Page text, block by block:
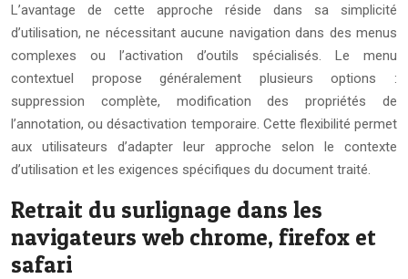
L’avantage de cette approche réside dans sa simplicité
d’utilisation, ne nécessitant aucune navigation dans des menus
complexes ou l’activation d’outils spécialisés. Le menu
contextuel propose généralement plusieurs options :
suppression complète, modification des propriétés de
l’annotation, ou désactivation temporaire. Cette flexibilité permet
aux utilisateurs d’adapter leur approche selon le contexte
d’utilisation et les exigences spécifiques du document traité.
Retrait du surlignage dans les
navigateurs web chrome, firefox et
safari